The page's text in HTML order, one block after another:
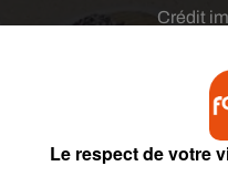
Crédit
Le respect de votre